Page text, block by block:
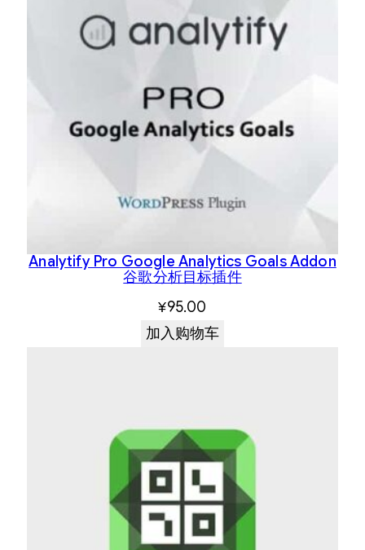
Analytify Pro Google Analytics Goals Addon
谷歌分析目标插件
¥95.00
加入购物车